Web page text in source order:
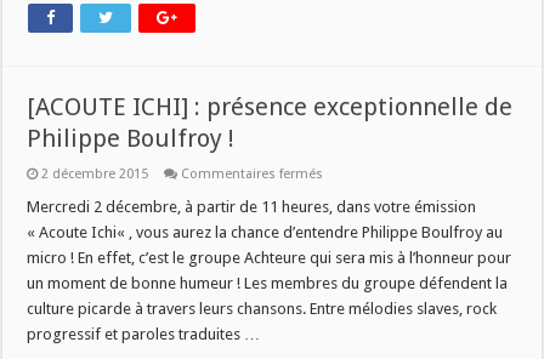
[ACOUTE ICHI] : présence exceptionnelle de
Philippe Boulfroy !
2 décembre 2015 Commentaires fermés
ICHI]
présence
exceptionnelle
de
Philippe
Boulfroy
!
Mercredi 2 décembre, à partir de 11 heures, dans votre émission
« Acoute Ichi« , vous aurez la chance d’entendre Philippe Boulfroy au
micro ! En effet, c’est le groupe Achteure qui sera mis à l’honneur pour
un moment de bonne humeur ! Les membres du groupe défendent la
culture picarde à travers leurs chansons. Entre mélodies slaves, rock
progressif et paroles traduites …